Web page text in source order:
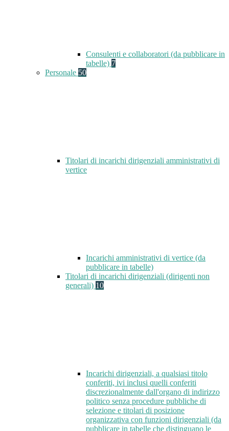
Consulenti e collaboratori (da pubblicare in
tabelle) 7
Personale 50
Titolari di incarichi dirigenziali amministrativi di
vertice
Incarichi amministrativi di vertice (da
pubblicare in tabelle)
Titolari di incarichi dirigenziali (dirigenti non
generali) 10
Incarichi dirigenziali, a qualsiasi titolo
conferiti, ivi inclusi quelli conferiti
discrezionalmente dall'organo di indirizzo
politico senza procedure pubbliche di
selezione e titolari di posizione
organizzativa con funzioni dirigenziali (da
pubblicare in tabelle che distinguano le